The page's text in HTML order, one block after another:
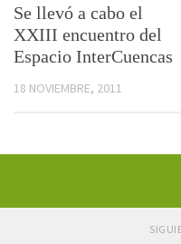
Se llevó a cabo el
XXIII encuentro del
Espacio InterCuencas
18 NOVIEMBRE, 2011